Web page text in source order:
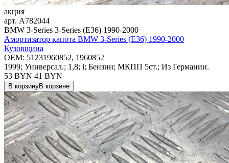
акция
арт. A782044
BMW 3-Series 3-Series (E36) 1990-2000
Амортизатор капота BMW 3-Series (E36) 1990-2000
Кузовщина
OEM: 51231960852, 1960852
1999; Универсал.; 1,8; i; Бензин; МКПП 5ст.; Из Германии.
53 BYN 41 BYN
В корзинуВ корзине